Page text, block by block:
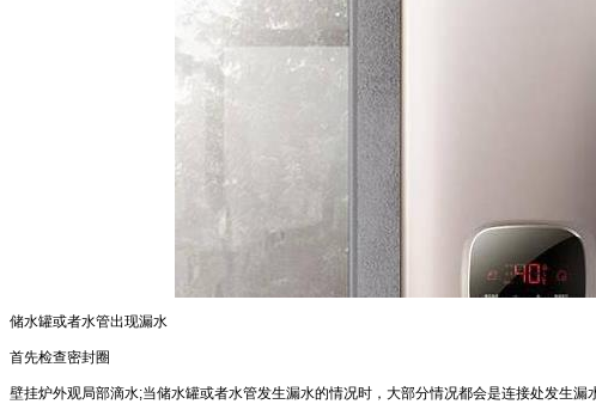
水罐或者水管出现漏水
先检查密封圈
挂炉外观局部滴水;当储水罐或者水管发生漏水的情况时，大部分情况都会是连接处发生漏